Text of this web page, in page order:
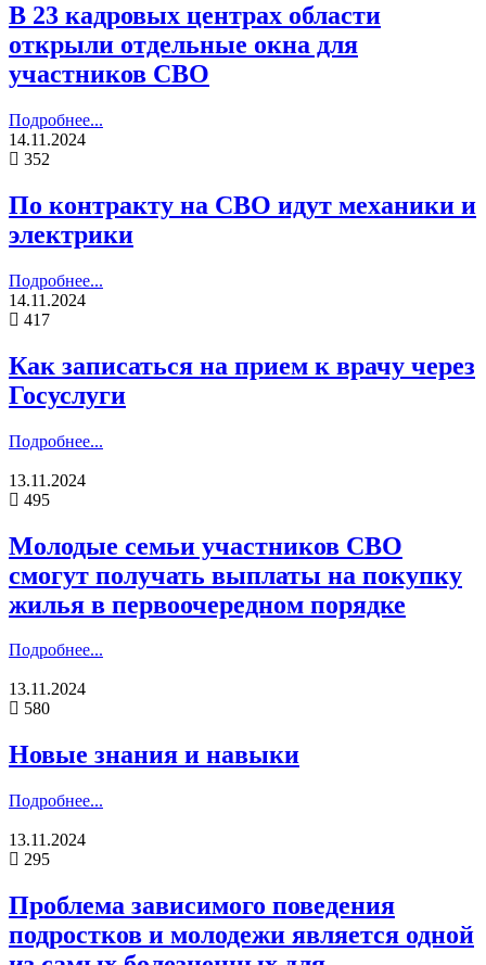
В 23 кадровых центрах области
открыли отдельные окна для
участников СВО
Подробнее...
14.11.2024
352
По контракту на СВО идут механики и
электрики
Подробнее...
14.11.2024
417
Как записаться на прием к врачу через
Госуслуги
Подробнее...
13.11.2024
495
Молодые семьи участников СВО
смогут получать выплаты на покупку
жилья в первоочередном порядке
Подробнее...
13.11.2024
580
Новые знания и навыки
Подробнее...
13.11.2024
295
Проблема зависимого поведения
подростков и молодежи является одной